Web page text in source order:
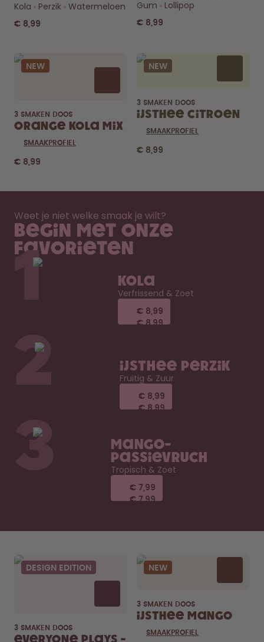
Weet je niet welke smaak je wilt?
Begin met onze
favorieten
1 Kola
Verfrissend & Zoet
€ 8,99
€ 8,99
€ 8,99
2 IJsthee Perzik
Fruitig & Zuur
€ 8,99
€ 8,99
€ 8,99
3
Mango-
Passievruch
Tropisch & Zoet
€ 7,99
€ 7,99
€ 7,99
Kola
Perzik Watermeloen
€ 8,99
Gum
Lollipop
€ 8,99
NEW
3 SMAKEN DOOS
Orange Kola Mix
SMAAKPROFIEL
€ 8,99
NEW
3 SMAKEN DOOS
IJsthee Citroen
SMAAKPROFIEL
€ 8,99
DESIGN EDITION
3 SMAKEN DOOS
Everyone Plays -
NEW
3 SMAKEN DOOS
IJsthee Mango
SMAAKPROFIEL